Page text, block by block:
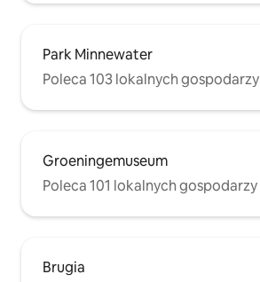
Park Minnewater
Poleca 103 lokalnych gospodarzy
Groeningemuseum
Poleca 101 lokalnych gospodarzy
Brugia